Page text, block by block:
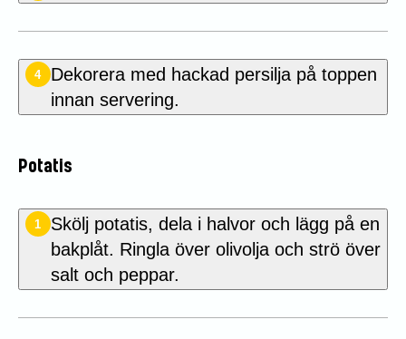
4
Dekorera med hackad persilja på toppen
innan servering.
Potatis
1
Skölj potatis, dela i halvor och lägg på en
bakplåt. Ringla över olivolja och strö över
salt och peppar.